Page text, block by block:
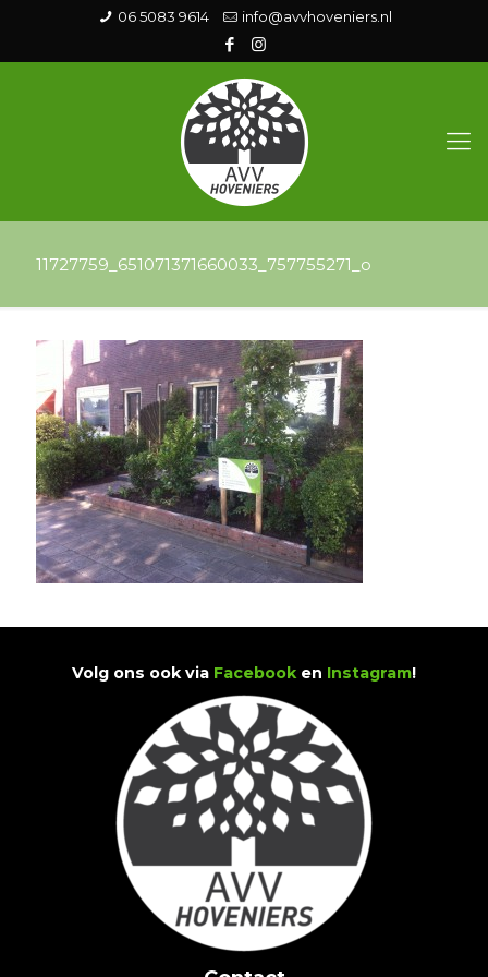
06 5083 9614 info@avvhoveniers.nl
11727759_651071371660033_757755271_o
Volg ons ook via Facebooken Instagram!